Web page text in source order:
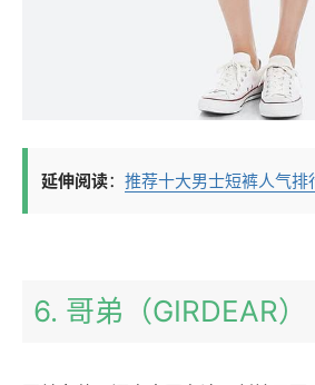
延伸阅读： 推荐十大男士短裤人气排
6. 哥弟（GIRDEAR）